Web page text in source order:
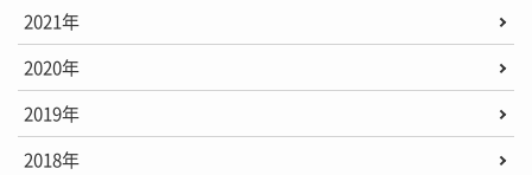
2021年
2020年
2019年
2018年